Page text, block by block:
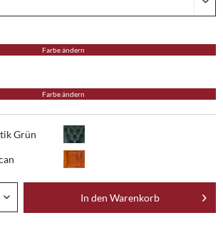
Farbe ändern
Farbe ändern
Grün
In den Warenkorb